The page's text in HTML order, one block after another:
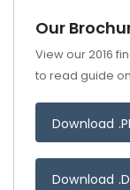
Our
View our 2016
to read guide
Download
Download